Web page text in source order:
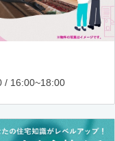
/ 16:00~18:00